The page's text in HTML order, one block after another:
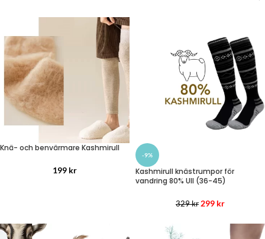
Knä- och benvärmare Kashmirull
199 kr
-9%
Kashmirull knästrumpor för
vandring 80% Ull (36-45)
329kr 299 kr